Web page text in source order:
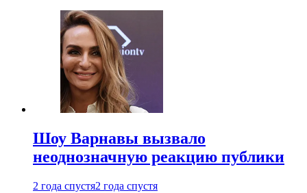
Шоу Варнавы вызвало
неоднозначную реакцию публики
2 года спустя2 года спустя